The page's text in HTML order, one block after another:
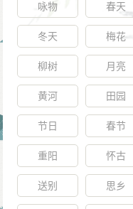
咏物 春天
冬天 梅花
柳树 月亮
黄河 田园
节日 春节
重阳 怀古
送别 思乡